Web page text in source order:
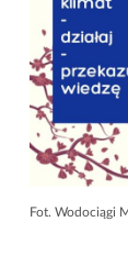
Fot. Wodociągi